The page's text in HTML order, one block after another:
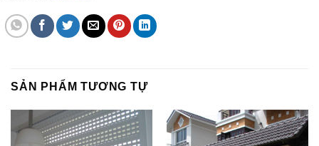
SẢN PHẨM TƯƠNG TỰ